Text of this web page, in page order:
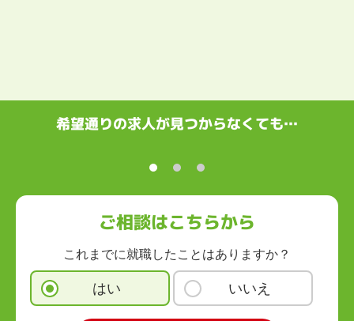
希望通りの求人が見つからなくても…
ご相談はこちらから
これまでに就職したことはありますか？
はい いいえ